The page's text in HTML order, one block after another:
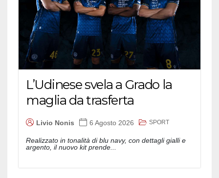
L’Udinese svela a Grado la
maglia da trasferta
Livio Nonis 6 Agosto 2026 SPORT
Realizzato in tonalità di blu navy, con dettagli gialli e
argento, il nuovo kit prende...